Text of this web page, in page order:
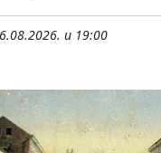
u 19:00